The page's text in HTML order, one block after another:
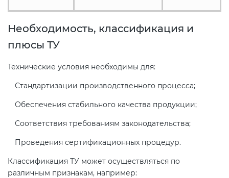
Необходимость, классификация и
плюсы ТУ
Технические условия необходимы для:
Стандартизации производственного процесса;
Обеспечения стабильного качества продукции;
Соответствия требованиям законодательства;
Проведения сертификационных процедур.
Классификация ТУ может осуществляться по
различным признакам, например:
Сертификация средств
индивидуальной защиты (ТР ТС
019)
Действующие технические